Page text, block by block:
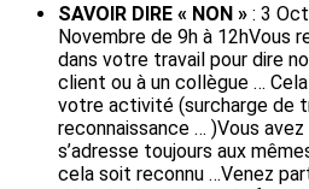
SAVOIR DIRE « NON » : 3
Novembre de 9h à 12hVous
dans votre travail pour dire
client ou à un collègue …
votre activité (surcharge de
reconnaissance … )Vous avez
s’adresse toujours aux
cela soit reconnu …Venez